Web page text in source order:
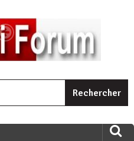
igihugu cakwibarutse .Wewe
: Uriko ukora iki kugira ngo